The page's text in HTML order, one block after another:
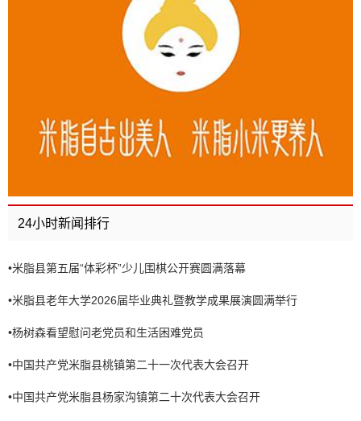
24小时新闻排行
•米脂县第五届“体彩杯”少儿围棋公开赛圆满落幕
•米脂县老年大学2026届毕业典礼暨教学成果展演圆满举行
•杨树森看望慰问老党员和生活困难党员
•中国共产党米脂县桃镇第二十一次代表大会召开
•中国共产党米脂县杨家沟镇第二十次代表大会召开